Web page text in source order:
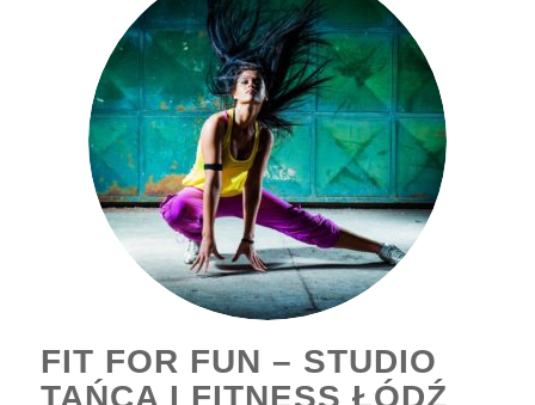
FIT FOR FUN – STUDIO
TAŃCA I FITNESS ŁÓDŹ